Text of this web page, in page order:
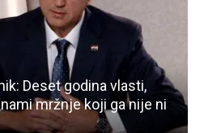
Deset godina vlasti,
mržnje koji ga nije ni